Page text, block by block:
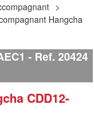
Hangcha
Ref. 20424
CDD12-